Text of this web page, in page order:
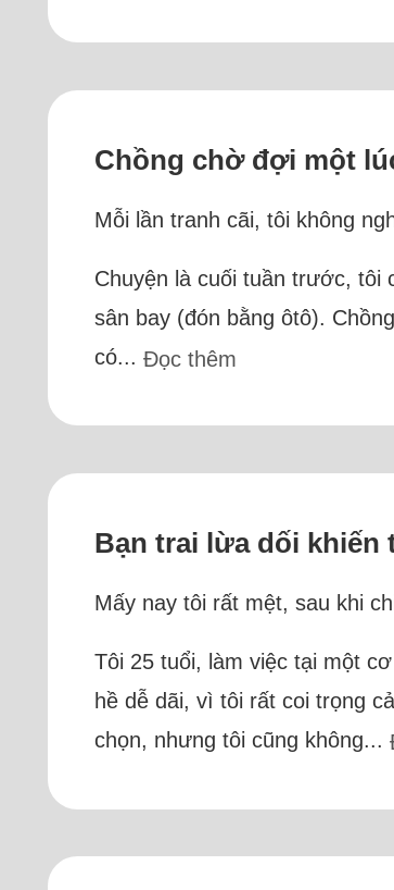
Chồng chờ đợi một
Mỗi lần tranh cãi, tôi không
Chuyện là cuối tuần trước, tôi
sân bay (đón bằng ôtô).
có...Đọc thêm
Bạn trai lừa dối khiến
Mấy nay tôi rất mệt, sau khi
Tôi 25 tuổi, làm việc tại một
hề dễ dãi, vì tôi rất coi trọng
chọn, nhưng tôi cũng không...